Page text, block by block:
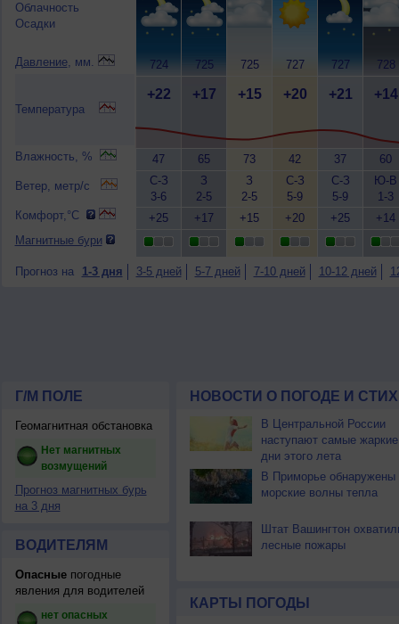
Облачность
Осадки
Давление, мм.
Температура
Влажность, %
Ветер, метр/с
Комфорт,°C
Магнитные бури
724
+22
47
С-З
3-6
+25
725
+17
65
З
2-5
+17
725
+15
73
З
2-5
+15
727
+20
42
С-З
5-9
+20
727
+21
37
С-З
5-9
+25
728
+14
60
Ю-В
1-3
+14
Прогноз на 1-3 дня 3-5 дней 5-7 дней 7-10 дней 10-12 дней
Г/М ПОЛЕ
Геомагнитная обстановка
Нет магнитных
возмущений
Прогноз магнитных бурь
на 3 дня
ВОДИТЕЛЯМ
Опасныепогодные
явления для водителей
нет опасных
НОВОСТИ О ПОГОДЕ И
В Центральной России
наступают самые жаркие
дни этого лета
В Приморье обнаружены
морские волны тепла
Штат Вашингтон
лесные пожары
КАРТЫ ПОГОДЫ